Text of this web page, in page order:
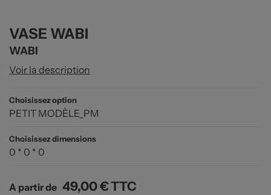
VASE WABI
WABI
Voir la description
Choisissez option
PETIT MODÈLE_PM
Choisissez dimensions
0 * 0 * 0
A partir de 49,00 €TTC